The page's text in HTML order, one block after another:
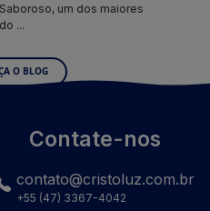
um dos maiores
...
O BLOG
Contate-nos
contato@cristoluz.com.br
+55 (47) 3367-4042